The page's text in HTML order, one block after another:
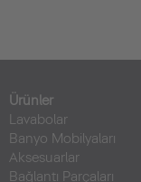
Ürünler
Lavabolar
Banyo Mobilyaları
Aksesuarlar
Bağlantı Parçaları